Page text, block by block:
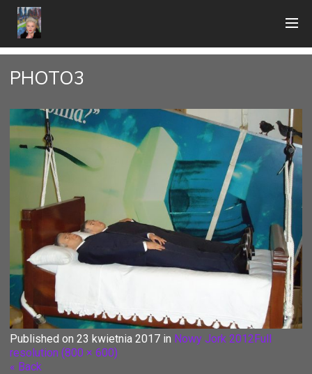
PHOTO3
Published on 23 kwietnia 2017 in Nowy Jork 2012Full
resolution (800 × 600)
« Back